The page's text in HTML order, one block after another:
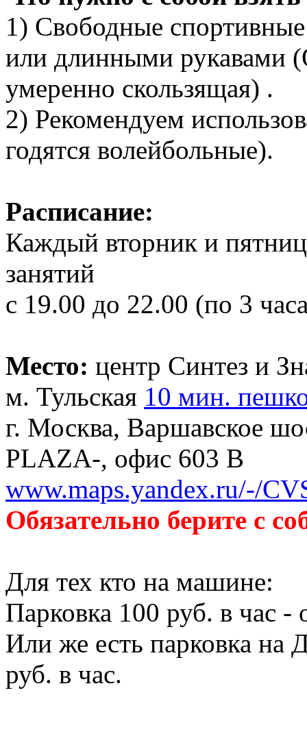
1) Свободные
или длинными рукавами
умеренно скользящая) .
2) Рекомендуем
годятся волейбольные).
Расписание:
Каждый вторник и
занятий
с 19.00 до 22.00 (по 3
Место: центр Синтез и
м. Тульская 10 мин.
г. Москва, Варшавское
PLAZA-, офис 603 В
www.maps.yandex.ru/-/
Обязательно берите с
Для тех кто на машине:
Парковка 100 руб. в час -
Или же есть парковка на
руб. в час.